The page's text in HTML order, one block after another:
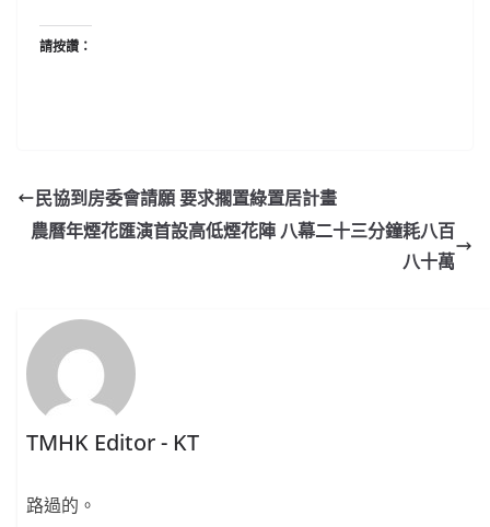
請按讚：
民協到房委會請願 要求擱置綠置居計畫
農曆年煙花匯演首設高低煙花陣 八幕二十三分鐘耗八百
八十萬
TMHK Editor - KT
路過的。